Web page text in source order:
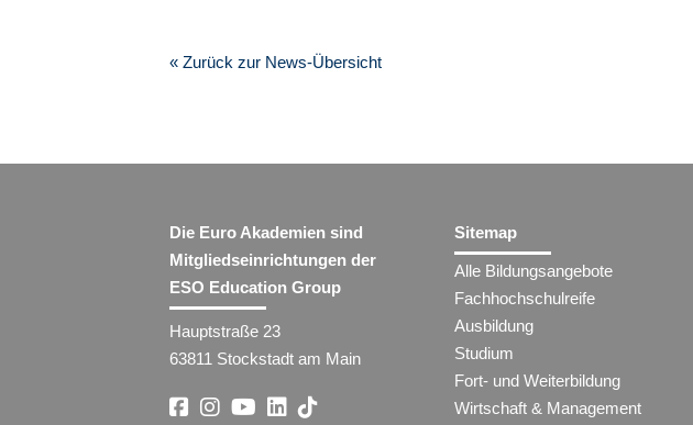
« Zurück zur News-Übersicht
Die Euro Akademien sind
Mitgliedseinrichtungen der
ESO Education Group
Hauptstraße 23
63811 Stockstadt am Main
Sitemap
Alle Bildungsangebote
Fachhochschulreife
Ausbildung
Studium
Fort- und Weiterbildung
Wirtschaft & Management